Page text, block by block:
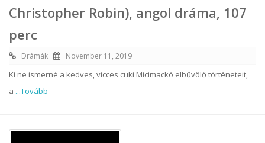
Christopher Robin), angol dráma, 107
perc
Drámák November 11, 2019
Ki ne ismerné a kedves, vicces cuki Micimackó elbűvölő történeteit,
a ...Tovább